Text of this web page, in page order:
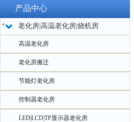
产品中心
老化房|高温老化房|烧机房
高温老化房
老化房搬迁
节能灯老化房
控制器老化房
LED|LCD|TP显示器老化房